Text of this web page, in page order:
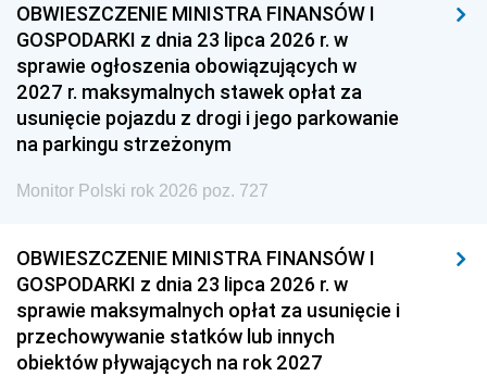
OBWIESZCZENIE MINISTRA FINANSÓW I
GOSPODARKI z dnia 23 lipca 2026 r. w
sprawie ogłoszenia obowiązujących w
2027 r. maksymalnych stawek opłat za
usunięcie pojazdu z drogi i jego parkowanie
na parkingu strzeżonym
Monitor Polski rok 2026 poz. 727
OBWIESZCZENIE MINISTRA FINANSÓW I
GOSPODARKI z dnia 23 lipca 2026 r. w
sprawie maksymalnych opłat za usunięcie i
przechowywanie statków lub innych
obiektów pływających na rok 2027